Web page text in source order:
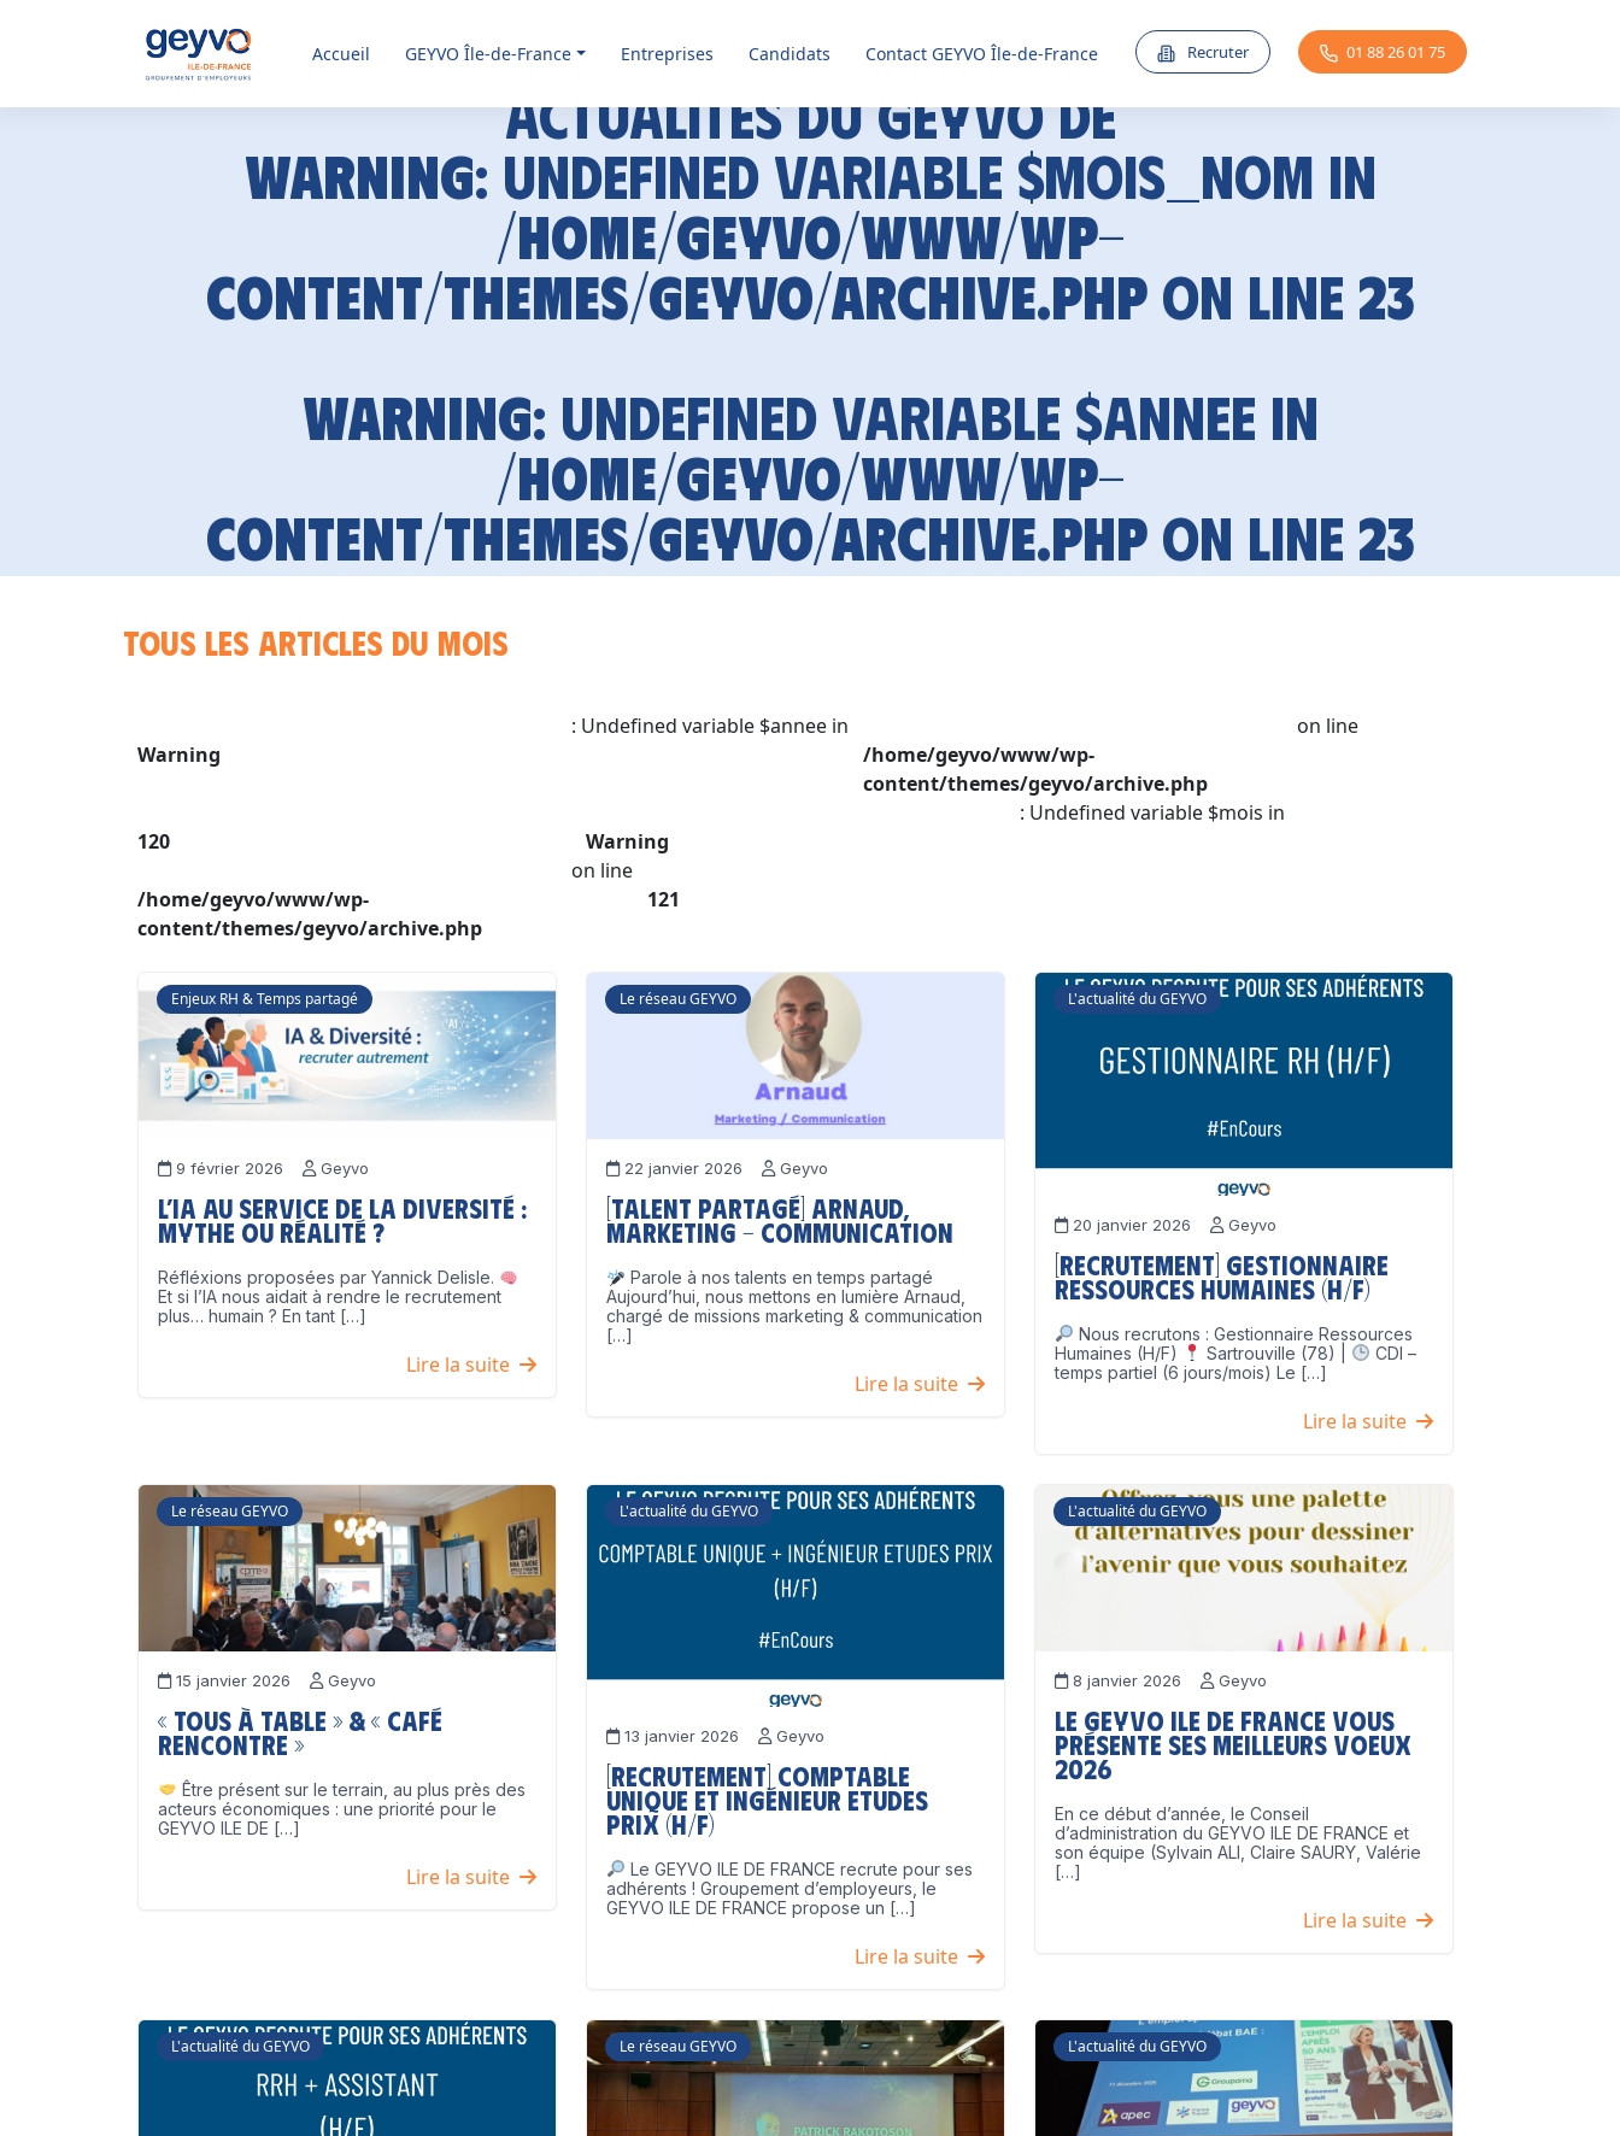
Accueil GEYVOÎle-de-France Entreprises Candidats Contact GEYVO Île-de-France Recruter 01 88 26 01 75
Actualités du GEYVO de
Warning: Undefined variable $mois_nom in
/home/geyvo/www/wp-
content/themes/geyvo/archive.phpon line 23
Warning: Undefined variable $annee in
/home/geyvo/www/wp-
content/themes/geyvo/archive.phpon line 23
Tous les articles du mois
Warning
: Undefined variable $annee in
/home/geyvo/www/wp-
content/themes/geyvo/archive.php
on line
120 Warning
: Undefined variable $mois in
/home/geyvo/www/wp-
content/themes/geyvo/archive.php
on line
121
Enjeux RH & Temps partagé
9 février 2026 Geyvo
L’IA au service de la diversité :
mythe ou réalité ?
Réfléxions proposées par Yannick Delisle.
Et si l’IA nous aidait à rendre le recrutement
plus… humain ? En tant […]
Lire la suite
Le réseau GEYVO
22 janvier 2026 Geyvo
[Talent partagé] Arnaud,
Marketing – Communication
Parole à nos talents en temps partagé
Aujourd’hui, nous mettons en lumière Arnaud,
chargé de missions marketing & communication
[…]
Lire la suite
L'actualité du GEYVO
20 janvier 2026 Geyvo
[Recrutement] Gestionnaire
Ressources Humaines (H/F)
Nous recrutons : Gestionnaire Ressources
Humaines (H/F)
Sartrouville (78) |
CDI –
temps partiel (6 jours/mois) Le […]
Lire la suite
Le réseau GEYVO
15 janvier 2026 Geyvo
« Tous à table » & « Café
Rencontre »
Être présent sur le terrain, au plus près des
acteurs économiques : une priorité pour le
GEYVO ILE DE […]
Lire la suite
L'actualité du GEYVO
13 janvier 2026 Geyvo
[Recrutement] Comptable
unique et Ingénieur Etudes
Prix (H/F)
Le GEYVO ILE DE FRANCE recrute pour ses
adhérents ! Groupement d’employeurs, le
GEYVO ILE DE FRANCE propose un […]
Lire la suite
L'actualité du GEYVO
8 janvier 2026 Geyvo
Le GEYVO Ile de France vous
présente ses meilleurs voeux
2026
En ce début d’année, le Conseil
d’administration du GEYVO ILE DE FRANCE et
son équipe (Sylvain ALI, Claire SAURY, Valérie
[…]
Lire la suite
L'actualité du GEYVO Le réseau GEYVO L'actualité du GEYVO